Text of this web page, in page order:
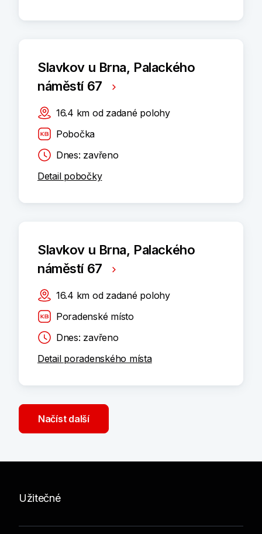
Slavkov u Brna, Palackého
náměstí 67
16.4 km od zadané polohy
Pobočka
Dnes: zavřeno
Detail pobočky
Slavkov u Brna, Palackého
náměstí 67
16.4 km od zadané polohy
Poradenské místo
Dnes: zavřeno
Detail poradenského místa
Načíst další
Užitečné